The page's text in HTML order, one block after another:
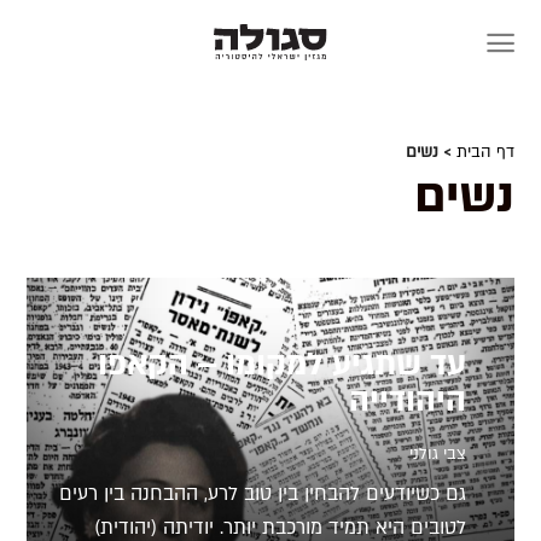
דף הבית > נשים
נשים
עד שתגיע למקומו – הקאפו
היהודייה
צבי גולני
גם כשיודעים להבחין בין טוב לרע, ההבחנה בין רעים
לטובים היא תמיד מורכבת יותר. יודיתה (יהודית)